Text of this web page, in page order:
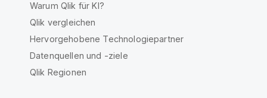
Warum Qlik für KI?
Qlik vergleichen
Hervorgehobene Technologiepartner
Datenquellen und -ziele
Qlik Regionen